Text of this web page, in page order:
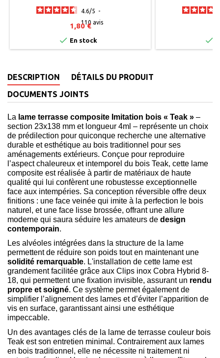
4.6/5
-
110 avis
1,80 €
 En stock 
DESCRIPTION
DÉTAILS DU PRODUIT
DOCUMENTS JOINTS
La lame terrasse composite Imitation bois « Teak » –
section 23x138 mm et longueur 4ml – représente un choix
de prédilection pour quiconque recherche une alternative
durable et esthétique au bois traditionnel pour ses
aménagements extérieurs. Conçue pour reproduire
l’aspect chaleureux et intemporel du bois Teak, cette lame
composite est réalisée à partir de matériaux de haute
qualité qui lui confèrent une robustesse exceptionnelle
face aux intempéries. Sa conception réversible offre deux
finitions : une face veinée qui imite à la perfection le bois
naturel, et une face lisse brossée, offrant une allure
moderne qui saura séduire les amateurs de design
contemporain.
Les alvéoles intégrées dans la structure de la lame
permettent de réduire son poids tout en maintenant une
solidité remarquable. L'installation de cette lame est
grandement facilitée grâce aux Clips inox Cobra Hybrid 8-
18, qui permettent une fixation invisible, assurant un rendu
propre et soigné. Ce système permet également de
simplifier l’alignement des lames et d’éviter l’apparition de
vis en surface, garantissant ainsi une esthétique
impeccable.
Un des avantages clés de la lame de terrasse couleur bois
Teak est son entretien minimal. Contrairement aux lames
en bois traditionnel, elle ne nécessite ni traitement ni